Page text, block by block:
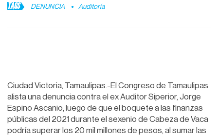
TAGS DENUNCIA Auditoría
Ciudad Victoria, Tamaulipas.-El Congreso de Tamaulipas
alista una denuncia contra el ex Auditor Siperior, Jorge
Espino Ascanio, luego de que el boquete a las finanzas
públicas del 2021 durante el sexenio de Cabeza de Vaca
podría superar los 20 mil millones de pesos, al sumar las